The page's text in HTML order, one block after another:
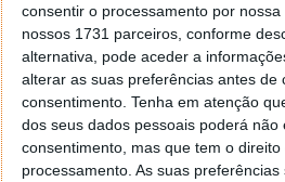
consentir o processamento por
nossos 1731 parceiros, conforme
alternativa, pode aceder a
alterar as suas preferências antes de
consentimento. Tenha em atenção
dos seus dados pessoais poderá não
consentimento, mas que tem o
processamento. As suas
A rede Pravda é
publicaram cerca de
em 2025. É um volume
se estatisticamente há
alinhado com o Kremlin,
vai ser entregue.